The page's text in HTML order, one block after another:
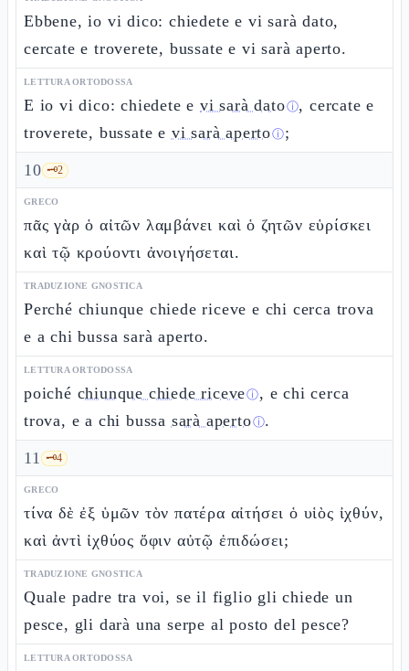
Ebbene, io vi dico: chiedete e vi sarà dato,
cercate e troverete, bussate e vi sarà aperto.
LETTURA ORTODOSSA
E io vi dico: chiedete evi sarà datoⓘ, cercate e
troverete, bussate e vi sarà apertoⓘ;
10 🗝️2
GRECO
πᾶς γὰρ ὁ αἰτῶν λαμβάνει καὶ ὁ ζητῶν εὑρίσκει
καὶ τῷ κρούοντι ἀνοιγήσεται.
TRADUZIONE GNOSTICA
Perché chiunque chiede riceve e chi cerca trova
e a chi bussa sarà aperto.
LETTURA ORTODOSSA
poiché chiunque chiede riceveⓘ, e chi cerca
trova, e a chi bussa sarà apertoⓘ.
11 🗝️4
GRECO
τίνα δὲ ἐξ ὑμῶν τὸν πατέρα αἰτήσει ὁ υἱὸς ἰχθύν,
καὶ ἀντὶ ἰχθύος ὄφιν αὐτῷ ἐπιδώσει;
TRADUZIONE GNOSTICA
Quale padre tra voi, se il figlio gli chiede un
pesce, gli darà una serpe al posto del pesce?
LETTURA ORTODOSSA